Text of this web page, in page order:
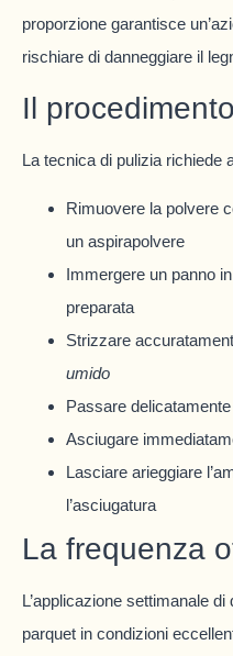
proporzione garantisce
rischiare di danneggiare il
Il
La tecnica di pulizia richiede
Rimuovere la polvere
un aspirapolvere
Immergere un panno
preparata
Strizzare
umido
Passare
Asciugare
Lasciare arieggiare
l’asciugatura
La frequenza
L’applicazione settimanale
parquet in condizioni